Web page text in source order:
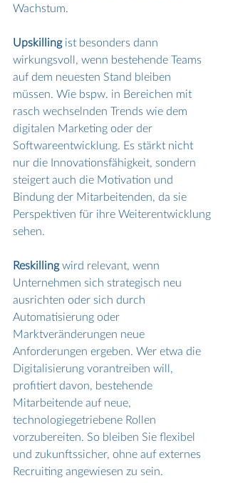
Wachstum.
Upskilling ist besonders dann
wirkungsvoll, wenn bestehende Teams
auf dem neuesten Stand bleiben
müssen. Wie bspw. in Bereichen mit
rasch wechselnden Trends wie dem
digitalen Marketing oder der
Softwareentwicklung. Es stärkt nicht
nur die Innovationsfähigkeit, sondern
steigert auch die Motivation und
Bindung der Mitarbeitenden, da sie
Perspektiven für ihre Weiterentwicklung
sehen.
Reskilling wird relevant, wenn
Unternehmen sich strategisch neu
ausrichten oder sich durch
Automatisierung oder
Marktveränderungen neue
Anforderungen ergeben. Wer etwa die
Digitalisierung vorantreiben will,
profitiert davon, bestehende
Mitarbeitende auf neue,
technologiegetriebene Rollen
vorzubereiten. So bleiben Sie flexibel
und zukunftssicher, ohne auf externes
Recruiting angewiesen zu sein.